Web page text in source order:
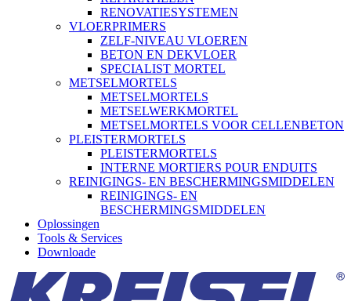
RENOVATIESYSTEMEN
VLOERPRIMERS
ZELF-NIVEAU VLOEREN
BETON EN DEKVLOER
SPECIALIST MORTEL
METSELMORTELS
METSELMORTELS
METSELWERKMORTEL
METSELMORTELS VOOR CELLENBETON
PLEISTERMORTELS
PLEISTERMORTELS
INTERNE MORTIERS POUR ENDUITS
REINIGINGS- EN BESCHERMINGSMIDDELEN
REINIGINGS- EN
BESCHERMINGSMIDDELEN
Oplossingen
Tools & Services
Downloade